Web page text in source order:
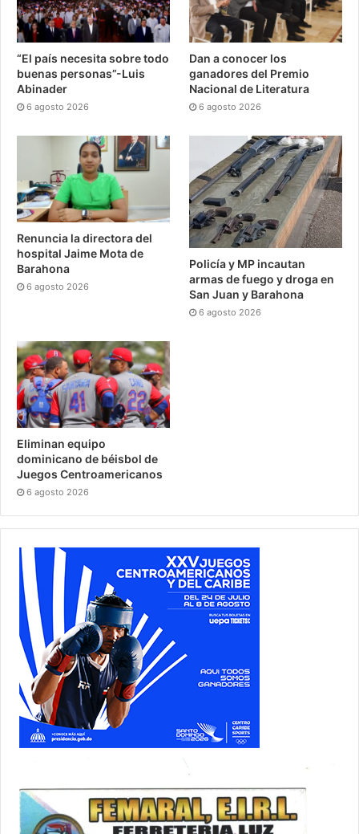
“El país necesita sobre todo
buenas personas”-Luis
Abinader
6 agosto 2026
Dan a conocer los
ganadores del Premio
Nacional de Literatura
6 agosto 2026
Renuncia la directora del
hospital Jaime Mota de
Barahona
6 agosto 2026
Policía y MP incautan
armas de fuego y droga en
San Juan y Barahona
6 agosto 2026
Eliminan equipo
dominicano de béisbol de
Juegos Centroamericanos
6 agosto 2026